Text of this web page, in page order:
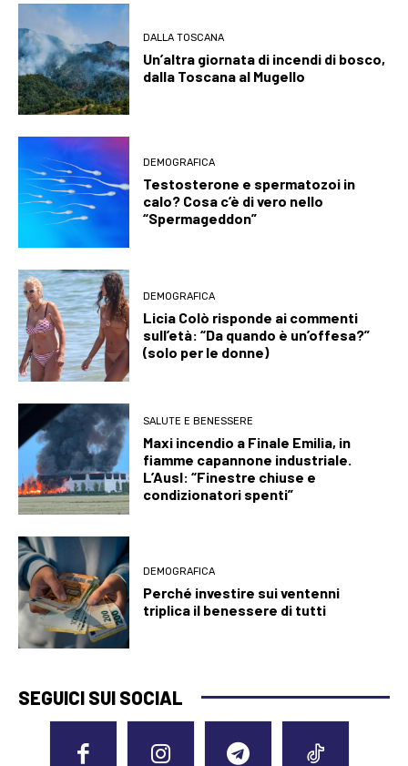
DALLA TOSCANA
Un’altra giornata di incendi di bosco,
dalla Toscana al Mugello
DEMOGRAFICA
Testosterone e spermatozoi in
calo? Cosa c’è di vero nello
“Spermageddon”
DEMOGRAFICA
Licia Colò risponde ai commenti
sull’età: “Da quando è un’offesa?”
(solo per le donne)
SALUTE E BENESSERE
Maxi incendio a Finale Emilia, in
fiamme capannone industriale.
L’Ausl: “Finestre chiuse e
condizionatori spenti”
DEMOGRAFICA
Perché investire sui ventenni
triplica il benessere di tutti
SEGUICI SUI SOCIAL